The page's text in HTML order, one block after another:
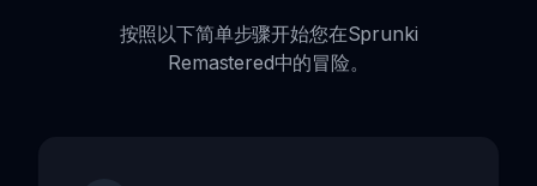
按照以下简单步骤开始您在Sprunki
Remastered中的冒险。